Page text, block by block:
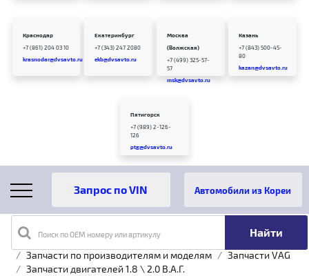
Краснодар
+7 (861) 204 03 10
krasnodar@dvsavto.ru
Екатеринбург
+7 (343) 247 2080
ekb@dvsavto.ru
Москва
(Волжская)
+7 (499) 325-57-
57
msk@dvsavto.ru
Казань
+7 (843) 500-45-
80
kazan@dvsavto.ru
Пятигорск
+7 (989) 2-126-
126
ptg@dvsavto.ru
Поиск по OEM номеру или артикулу
Автомобили из Кореи
Главная
Каталог товаров
Запчасти по производителям и моделям
Запчасти VAG
Запчасти двигателей 1.8 \ 2.0 B.A.Г.